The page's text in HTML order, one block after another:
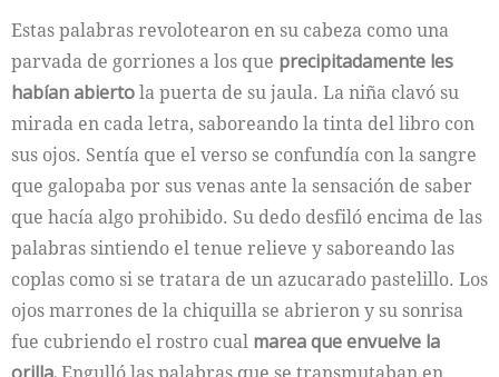
Estas palabras revolotearon en su cabeza como una
parvada de gorriones a los que precipitadamente les
habían abiertola puerta de su jaula. La niña clavó su
mirada en cada letra, saboreando la tinta del libro con
sus ojos. Sentía que el verso se confundía con la sangre
que galopaba por sus venas ante la sensación de saber
que hacía algo prohibido. Su dedo desfiló encima de las
palabras sintiendo el tenue relieve y saboreando las
coplas como si se tratara de un azucarado pastelillo. Los
ojos marrones de la chiquilla se abrieron y su sonrisa
fue cubriendo el rostro cual marea que envuelve la